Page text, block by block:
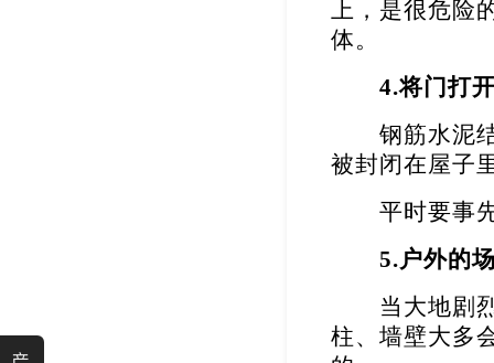
上，是很危险
体。
4.将门打
钢筋水泥结
被封闭在屋子
平时要事先
5.户外的
当大地剧烈
柱、墙壁大多